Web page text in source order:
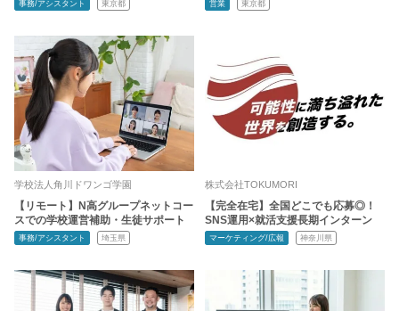
事務/アシスタント 東京都 営業 東京都
学校法人角川ドワンゴ学園
【リモート】N高グループネットコー
スでの学校運営補助・生徒サポート
事務/アシスタント 埼玉県
株式会社TOKUMORI
【完全在宅】全国どこでも応募◎！
SNS運用×就活支援長期インターン
マーケティング/広報 神奈川県